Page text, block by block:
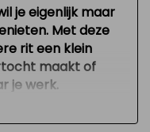
je eigenlijk maar
Met deze
rit een klein
maakt of
je werk.
kwaliteit die je
het ultieme